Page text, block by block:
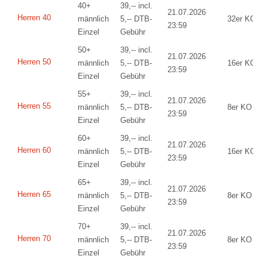
Herren 40
40+
männlich
Einzel
39,-- incl.
5,-- DTB-
Gebühr
21.07.2026
23:59
32er KO
Herren 50
50+
männlich
Einzel
39,-- incl.
5,-- DTB-
Gebühr
21.07.2026
23:59
16er KO
Herren 55
55+
männlich
Einzel
39,-- incl.
5,-- DTB-
Gebühr
21.07.2026
23:59
8er KO
Herren 60
60+
männlich
Einzel
39,-- incl.
5,-- DTB-
Gebühr
21.07.2026
23:59
16er KO
Herren 65
65+
männlich
Einzel
39,-- incl.
5,-- DTB-
Gebühr
21.07.2026
23:59
8er KO
Herren 70
70+
männlich
Einzel
39,-- incl.
5,-- DTB-
Gebühr
21.07.2026
23:59
8er KO